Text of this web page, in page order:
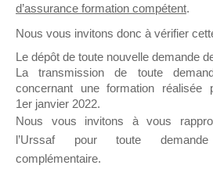
sur lequel il est possible de
ou poser une question.
NB : Il est nécessaire d’être
pouvoir rejoindre ce groupe
d’assurance formation compétent.
Nous vous invitons donc à vérifier
Le dépôt de toute nouvelle demande
La transmission de toute
concernant une formation
1er janvier 2022.
Nous vous invitons à vous
l’Urssaf pour toute
complémentaire.